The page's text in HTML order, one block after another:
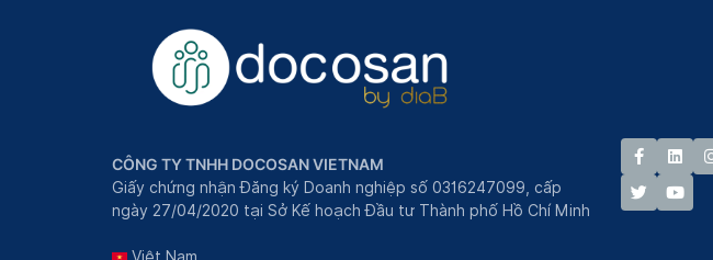
CÔNG TY TNHH DOCOSAN VIETNAM
Giấy chứng nhận Đăng ký Doanh nghiệp số 0316247099, cấp
ngày 27/04/2020 tại Sở Kế hoạch Đầu tư Thành phố Hồ Chí Minh